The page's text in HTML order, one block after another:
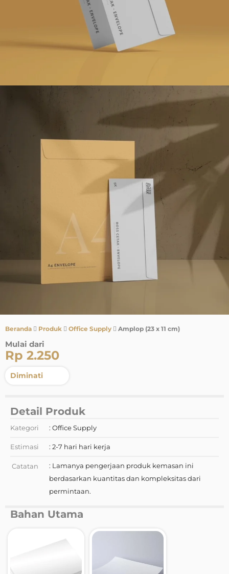
Beranda Produk Office Supply Amplop (23 x 11 cm)
Mulai dari
Rp 2.250
Diminati
Detail Produk
Kategori : Office Supply
Estimasi : 2-7 hari hari kerja
Catatan
: Lamanya pengerjaan produk kemasan ini
berdasarkan kuantitas dan kompleksitas dari
permintaan.
Bahan Utama